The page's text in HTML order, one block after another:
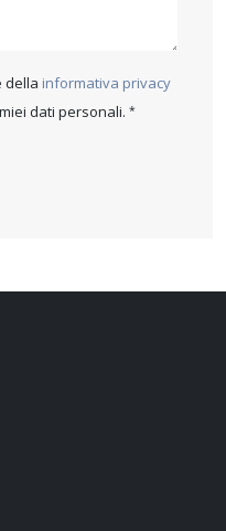
della informativa privacy
dati personali.